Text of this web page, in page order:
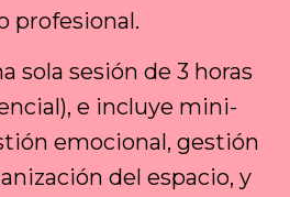
profesional.
sola sesión de 3 horas
e incluye mini-
emocional, gestión
del espacio, y